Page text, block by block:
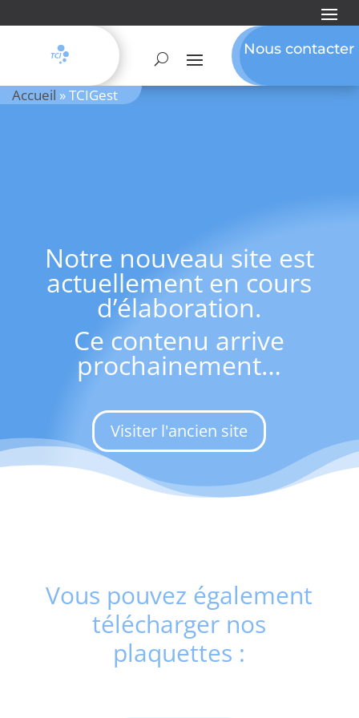
Nous contacter
Accueil »TCIGest
Notre nouveau site est
actuellement en cours
d’élaboration.
Ce contenu arrive
prochainement…
Visiter l'ancien site
Vous pouvez également
télécharger nos
plaquettes :